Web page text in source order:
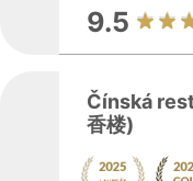
9.5
Čínská
香楼)